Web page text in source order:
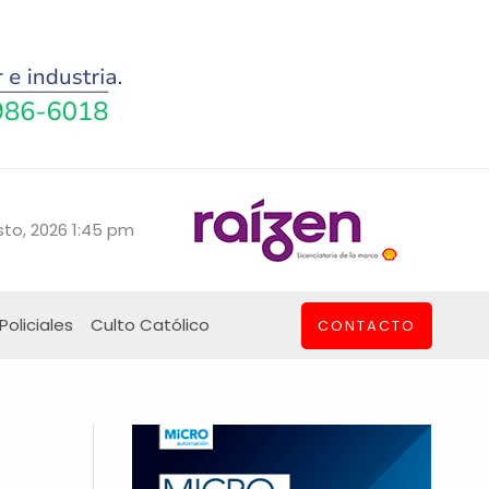
2026 1:45 pm
Policiales Culto Católico CONTACTO